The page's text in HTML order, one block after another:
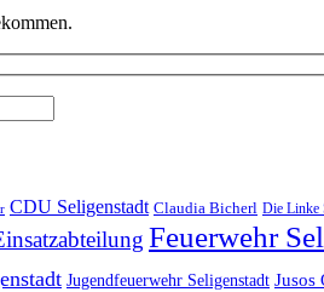
CDU Seligenstadt Claudia Bicherl Die Linke
Feuerwehr
Jugendfeuerwehr Seligenstadt Jusos